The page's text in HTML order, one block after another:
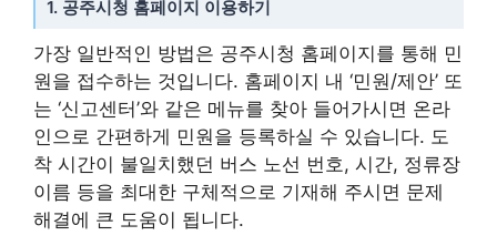
1. 공주시청 홈페이지 이용하기
가장 일반적인 방법은 공주시청 홈페이지를 통해 민
원을 접수하는 것입니다. 홈페이지 내 ‘민원/제안’ 또
는 ‘신고센터’와 같은 메뉴를 찾아 들어가시면 온라
인으로 간편하게 민원을 등록하실 수 있습니다. 도
착 시간이 불일치했던 버스 노선 번호, 시간, 정류장
이름 등을 최대한 구체적으로 기재해 주시면 문제
해결에 큰 도움이 됩니다.